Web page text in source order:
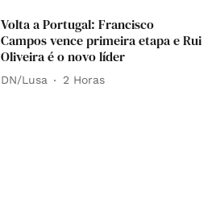
Volta a Portugal: Francisco
Campos vence primeira etapa e Rui
Oliveira é o novo líder
DN/Lusa 2 Horas